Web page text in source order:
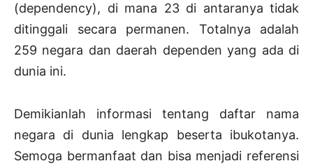
(dependency), di mana 23 di antaranya tidak
ditinggali secara permanen. Totalnya adalah
259 negara dan daerah dependen yang ada di
dunia ini.
Demikianlah informasi tentang daftar nama
negara di dunia lengkap beserta ibukotanya.
Semoga bermanfaat dan bisa menjadi referensi